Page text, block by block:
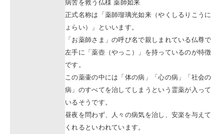
正式名称は「薬師瑠璃光如来（やくしるりこうに
ょらい）」といいます。
「お薬師さま」の呼び名で親しまれている仏尊で
左手に「薬壺（やっこ）」を持っているのが特徴
です。
この薬壷の中には「体の病」「心の病」「社会の
病」のすべてを治してしまうという霊薬が入って
いるそうです。
昼夜を問わず、人々の病気を治し、安楽を与えて
くれるといわれています。